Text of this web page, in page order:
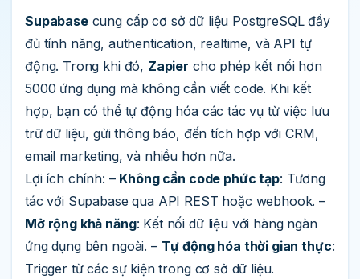
Supabasecung cấp cơ sở dữ liệu PostgreSQL đầy
đủ tính năng, authentication, realtime, và API tự
động. Trong khi đó, Zapier cho phép kết nối hơn
5000 ứng dụng mà không cần viết code. Khi kết
hợp, bạn có thể tự động hóa các tác vụ từ việc lưu
trữ dữ liệu, gửi thông báo, đến tích hợp với CRM,
email marketing, và nhiều hơn nữa.
Lợi ích chính: – Không cần code phức tạp: Tương
tác với Supabase qua API REST hoặc webhook. –
Mở rộng khả năng: Kết nối dữ liệu với hàng ngàn
ứng dụng bên ngoài. – Tự động hóa thời gian thực:
Trigger từ các sự kiện trong cơ sở dữ liệu.